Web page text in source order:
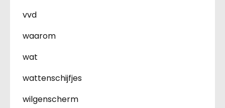
vvd
waarom
wat
wattenschijfjes
wilgenscherm